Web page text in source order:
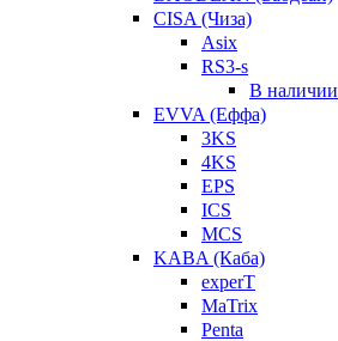
CISA (Чиза)
Asix
RS3-s
В наличии
EVVA (Еффа)
3KS
4KS
EPS
ICS
MCS
KABA (Каба)
experT
MaTrix
Penta